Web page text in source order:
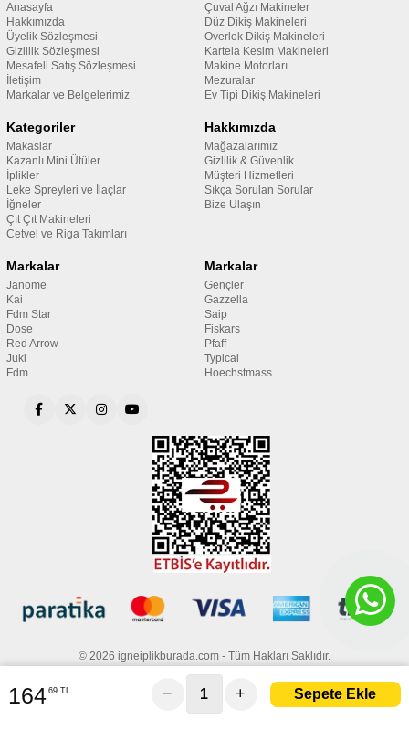
Anasayfa
Hakkımızda
Üyelik Sözleşmesi
Gizlilik Sözleşmesi
Mesafeli Satış Sözleşmesi
İletişim
Markalar ve Belgelerimiz
Çuval Ağzı Makineler
Düz Dikiş Makineleri
Overlok Dikiş Makineleri
Kartela Kesim Makineleri
Makine Motorları
Mezuralar
Ev Tipi Dikiş Makineleri
Kategoriler
Makaslar
Kazanlı Mini Ütüler
İplikler
Leke Spreyleri ve İlaçlar
İğneler
Çıt Çıt Makineleri
Cetvel ve Riga Takımları
Hakkımızda
Mağazalarımız
Gizlilik & Güvenlik
Müşteri Hizmetleri
Sıkça Sorulan Sorular
Bize Ulaşın
Markalar
Janome
Kai
Fdm Star
Dose
Red Arrow
Juki
Fdm
Markalar
Gençler
Gazzella
Saip
Fiskars
Pfaff
Typical
Hoechstmass
© 2026 igneiplikburada.com - Tüm Hakları Saklıdır.
164 69 TL − +